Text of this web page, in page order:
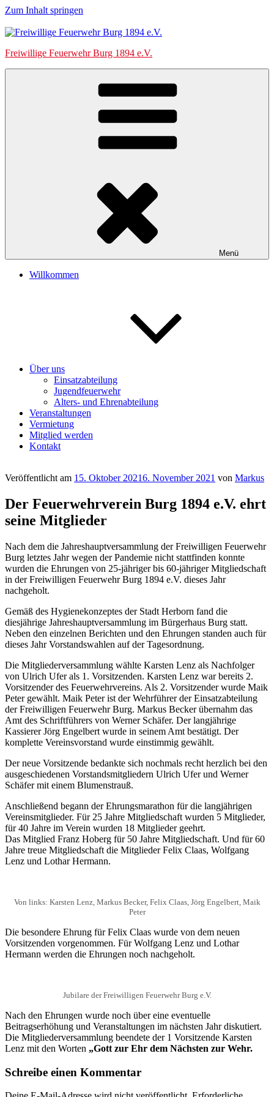
Zum Inhalt springen
Freiwillige Feuerwehr Burg 1894 e.V.
Menü
Willkommen
Über uns
Einsatzabteilung
Jugendfeuerwehr
Alters- und Ehrenabteilung
Veranstaltungen
Vermietung
Mitglied werden
Kontakt
Veröffentlicht am 15. Oktober 20216. November 2021 von Markus
Der Feuerwehrverein Burg 1894 e.V. ehrt
seine Mitglieder
Nach dem die Jahreshauptversammlung der Freiwilligen Feuerwehr
Burg letztes Jahr wegen der Pandemie nicht stattfinden konnte
wurden die Ehrungen von 25-jähriger bis 60-jähriger Mitgliedschaft
in der Freiwilligen Feuerwehr Burg 1894 e.V. dieses Jahr
nachgeholt.
Gemäß des Hygienekonzeptes der Stadt Herborn fand die
diesjährige Jahreshauptversammlung im Bürgerhaus Burg statt.
Neben den einzelnen Berichten und den Ehrungen standen auch für
dieses Jahr Vorstandswahlen auf der Tagesordnung.
Die Mitgliederversammlung wählte Karsten Lenz als Nachfolger
von Ulrich Ufer als 1. Vorsitzenden. Karsten Lenz war bereits 2.
Vorsitzender des Feuerwehrvereins. Als 2. Vorsitzender wurde Maik
Peter gewählt. Maik Peter ist der Wehrführer der Einsatzabteilung
der Freiwilligen Feuerwehr Burg. Markus Becker übernahm das
Amt des Schriftführers von Werner Schäfer. Der langjährige
Kassierer Jörg Engelbert wurde in seinem Amt bestätigt. Der
komplette Vereinsvorstand wurde einstimmig gewählt.
Der neue Vorsitzende bedankte sich nochmals recht herzlich bei den
ausgeschiedenen Vorstandsmitgliedern Ulrich Ufer und Werner
Schäfer mit einem Blumenstrauß.
Anschließend begann der Ehrungsmarathon für die langjährigen
Vereinsmitglieder. Für 25 Jahre Mitgliedschaft wurden 5 Mitglieder,
für 40 Jahre im Verein wurden 18 Mitglieder geehrt.
Das Mitglied Franz Hoberg für 50 Jahre Mitgliedschaft. Und für 60
Jahre treue Mitgliedschaft die Mitglieder Felix Claas, Wolfgang
Lenz und Lothar Hermann.
Von links: Karsten Lenz, Markus Becker, Felix Claas, Jörg Engelbert, Maik
Peter
Die besondere Ehrung für Felix Claas wurde von dem neuen
Vorsitzenden vorgenommen. Für Wolfgang Lenz und Lothar
Hermann werden die Ehrungen noch nachgeholt.
Jubilare der Freiwilligen Feuerwehr Burg e.V.
Nach den Ehrungen wurde noch über eine eventuelle
Beitragserhöhung und Veranstaltungen im nächsten Jahr diskutiert.
Die Mitgliederversammlung beendete der 1 Vorsitzende Karsten
Lenz mit den Worten „Gott zur Ehr dem Nächsten zur Wehr.
Schreibe einen Kommentar